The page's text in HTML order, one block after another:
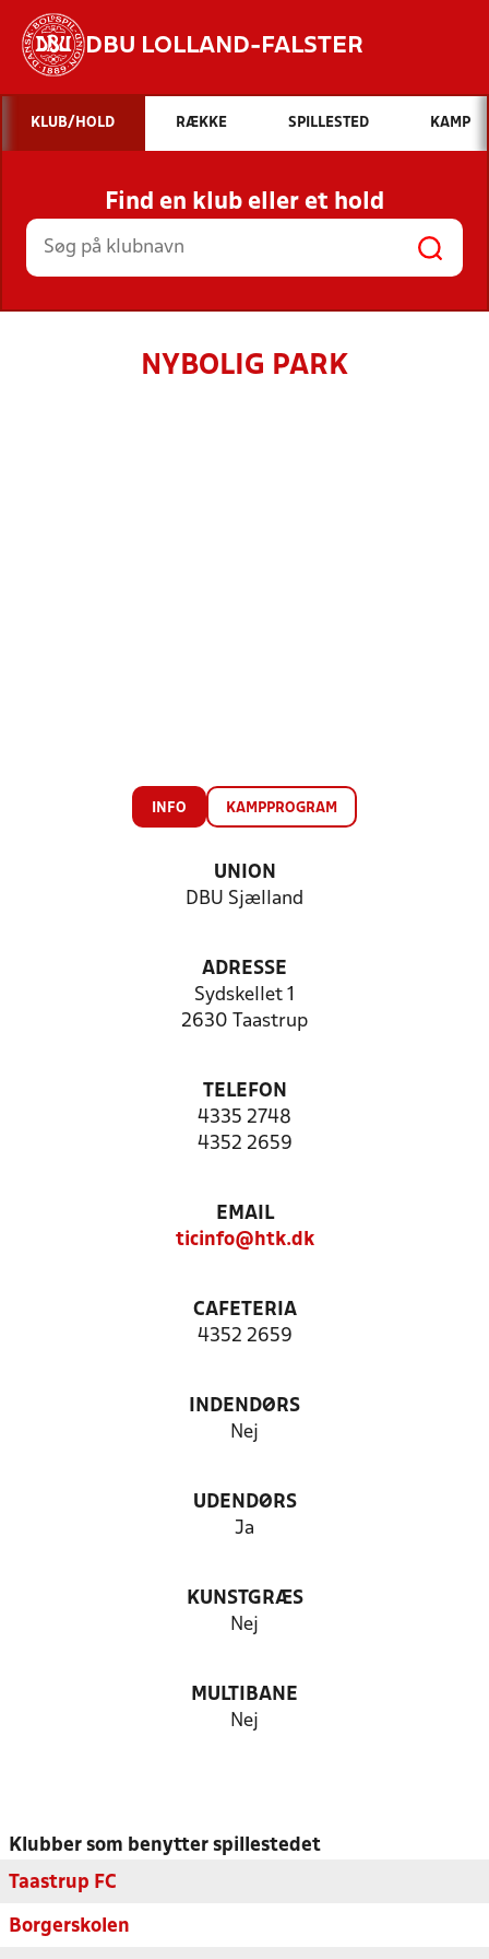
DBU LOLLAND-FALSTER
Hvad vil du søge efter?
INDHOLD OG NYHEDER
STILLINGER, RESULTATER, KLUBBER OG
HOLD
KLUB/HOLD RÆKKE SPILLESTED KAMP
Find en klub eller et hold
NYBOLIG PARK
INFO KAMPPROGRAM
UNION
DBU Sjælland
ADRESSE
Sydskellet 1
2630 Taastrup
TELEFON
4335 2748
4352 2659
EMAIL
ticinfo@htk.dk
CAFETERIA
4352 2659
INDENDØRS
Nej
UDENDØRS
Ja
KUNSTGRÆS
Nej
MULTIBANE
Nej
Klubber som benytter spillestedet
Taastrup FC
Borgerskolen